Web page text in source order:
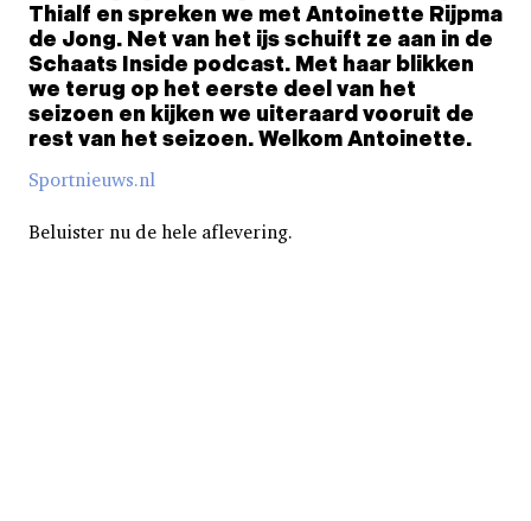
Thialf en spreken we met Antoinette Rijpma
de Jong. Net van het ijs schuift ze aan in de
Schaats Inside podcast. Met haar blikken
we terug op het eerste deel van het
seizoen en kijken we uiteraard vooruit de
rest van het seizoen. Welkom Antoinette.
Sportnieuws.nl
Beluister nu de hele aflevering.